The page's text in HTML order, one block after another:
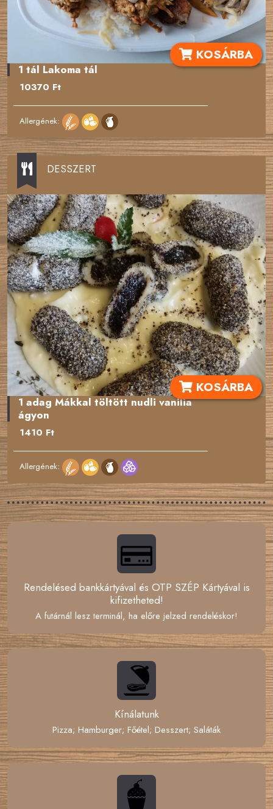
KOSÁRBA
1 tál Lakoma tál
10370 Ft
Allergének:
DESSZERT
KOSÁRBA
1 adag Mákkal töltött nudli vanilia
ágyon
1410 Ft
Allergének:
Rendelésed bankkártyával és OTP SZÉP Kártyával is
kifizetheted!
A futárnál lesz terminál, ha előre jelzed rendeléskor!
Kínálatunk
Pizza; Hamburger; Főétel; Desszert; Saláták